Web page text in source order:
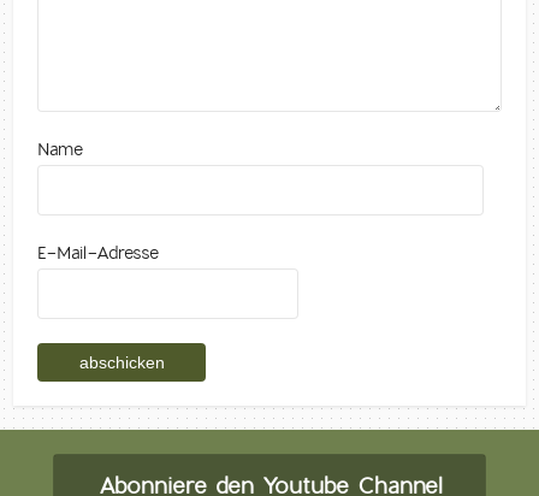
Name
E-Mail-Adresse
Abonniere den Youtube Channel